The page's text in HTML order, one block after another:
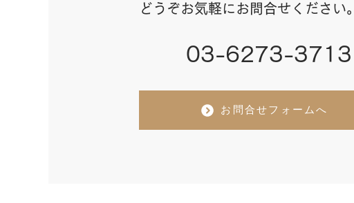
どうぞお気軽にお問合せください。
03-6273-3713
お問合せフォームへ